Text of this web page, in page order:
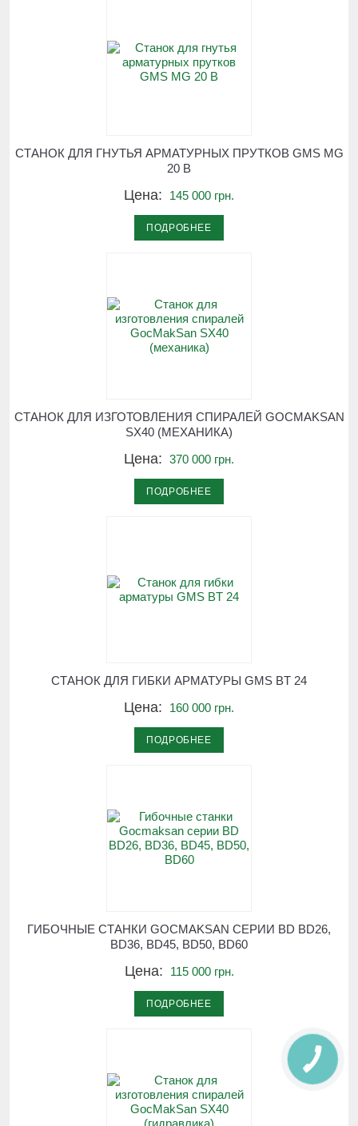
СТАНОК ДЛЯ ГНУТЬЯ АРМАТУРНЫХ ПРУТКОВ GMS MG
20 B
Цена: 145 000 грн.
ПОДРОБНЕЕ
СТАНОК ДЛЯ ИЗГОТОВЛЕНИЯ СПИРАЛЕЙ GOCMAKSAN
SX40 (МЕХАНИКА)
Цена: 370 000 грн.
ПОДРОБНЕЕ
СТАНОК ДЛЯ ГИБКИ АРМАТУРЫ GMS BT 24
Цена: 160 000 грн.
ПОДРОБНЕЕ
ГИБОЧНЫЕ СТАНКИ GOCMAKSAN СЕРИИ BD BD26,
BD36, BD45, BD50, BD60
Цена: 115 000 грн.
ПОДРОБНЕЕ